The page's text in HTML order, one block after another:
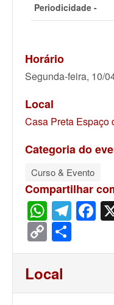
Periodicidade -
Horário
Segunda-feira, 10/
Local
Casa Preta Espaço
Categoria do
Curso & Evento
Compartilhar
Copy
Link
Local